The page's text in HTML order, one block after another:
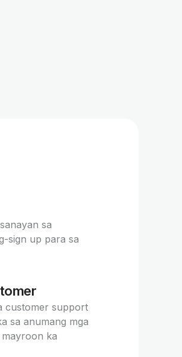
sa
sign up para sa
customer support
sa anumang mga
ka